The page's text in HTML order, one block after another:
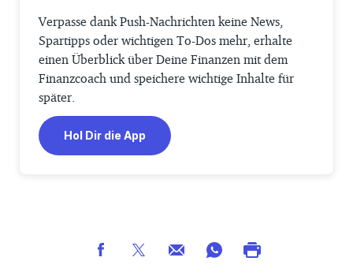
Verpasse dank Push-Nachrichten keine News,
Spartipps oder wichtigen To-Dos mehr, erhalte
einen Überblick über Deine Finanzen mit dem
Finanzcoach und speichere wichtige Inhalte für
später.
Hol Dir die App